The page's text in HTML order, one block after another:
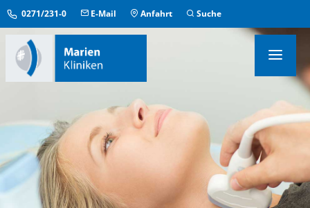
0271/231-0 E-Mail Anfahrt Suche
MEDIZINISCHE ZENTREN
ÜBERGREIFENDE EINRICHTUNGEN
PFLEGE & AUFENTHALT